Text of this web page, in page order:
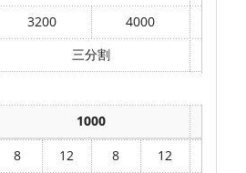
3200
4000
三分割
1000
8
12 8 12